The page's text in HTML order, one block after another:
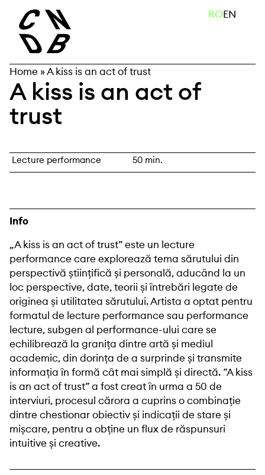
content
caută ROEN
Home »A kiss is an act of trust
A kiss is an act of
trust
Lecture performance 50 min.
Info
„A kiss is an act of trust” este un lecture
performance care explorează tema sărutului din
perspectivă științifică și personală, aducând la un
loc perspective, date, teorii și întrebări legate de
originea și utilitatea sărutului. Artista a optat pentru
formatul de lecture performance sau performance
lecture, subgen al performance-ului care se
echilibrează la granița dintre artă și mediul
academic, din dorința de a surprinde și transmite
informația în formă cât mai simplă și directă. ”A kiss
is an act of trust” a fost creat în urma a 50 de
interviuri, procesul cărora a cuprins o combinație
dintre chestionar obiectiv și indicații de stare și
mișcare, pentru a obține un flux de răspunsuri
intuitive și creative.